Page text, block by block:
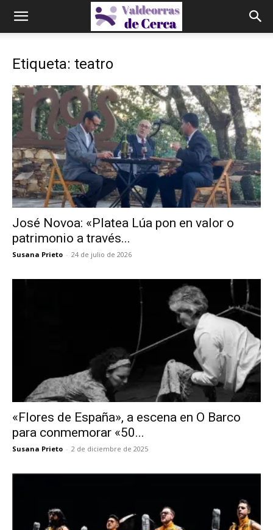
Etiqueta: teatro
José Novoa: «Platea Lúa pon en valor o
patrimonio a través...
Susana Prieto - 24 de julio de 2026
«Flores de España», a escena en O Barco
para conmemorar «50...
Susana Prieto - 2 de diciembre de 2025